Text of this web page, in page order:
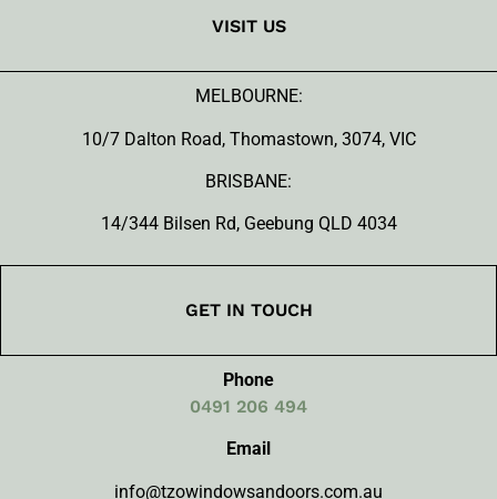
VISIT US
MELBOURNE:
10/7 Dalton Road, Thomastown, 3074, VIC
BRISBANE:
14/344 Bilsen Rd, Geebung QLD 4034
GET IN TOUCH
Phone
0491 206 494
Email
info@tzowindowsandoors.com.au